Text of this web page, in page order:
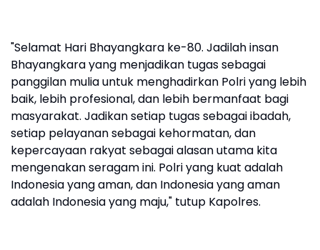
"Selamat Hari Bhayangkara ke-80. Jadilah insan
Bhayangkara yang menjadikan tugas sebagai
panggilan mulia untuk menghadirkan Polri yang lebih
baik, lebih profesional, dan lebih bermanfaat bagi
masyarakat. Jadikan setiap tugas sebagai ibadah,
setiap pelayanan sebagai kehormatan, dan
kepercayaan rakyat sebagai alasan utama kita
mengenakan seragam ini. Polri yang kuat adalah
Indonesia yang aman, dan Indonesia yang aman
adalah Indonesia yang maju," tutup Kapolres.